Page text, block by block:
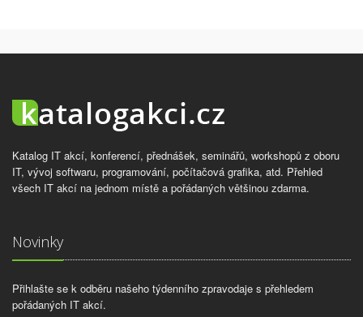
Katalog IT akcí, konferencí, přednášek, seminářů, workshopů z oboru
IT, vývoj softwaru, programování, počítačová grafika, atd. Přehled
všech IT akcí na jednom místě a pořádaných většinou zdarma.
Novinky
Přihlašte se k odběru našeho týdenního zpravodaje s přehledem
pořádaných IT akcí.